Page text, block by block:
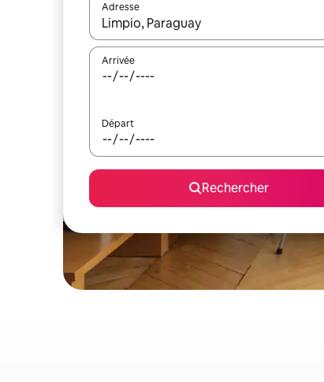
Adresse
Lorsque les résultats s'affichent, utilisez
Arrivée
Départ
Rechercher